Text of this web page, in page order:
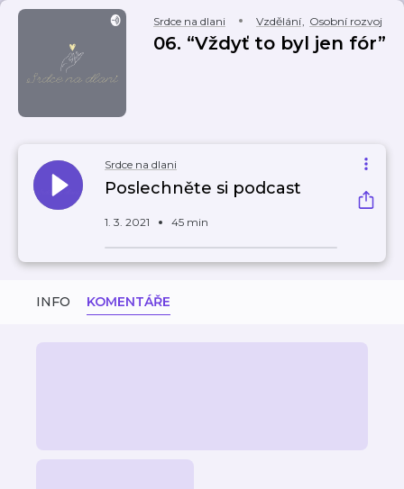
Srdce na dlani Vzdělání, Osobní rozvoj
06. “Vždyť to byl jen fór”
Srdce na dlani
Poslechněte si podcast
1. 3. 2021 45 min
INFO KOMENTÁŘE